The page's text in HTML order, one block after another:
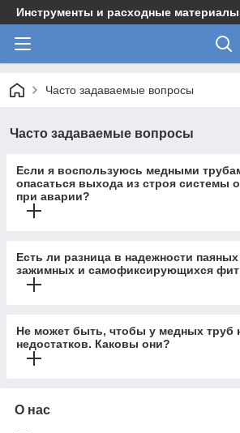
Инструменты и расходные
Часто задаваемые вопросы
Часто задаваемые вопросы
Если я воспользуюсь медными
опасаться выхода из строя системы
при аварии?
Есть ли разница в надежности
зажимных и самофиксирующихся
Не может быть, чтобы у медных труб
недостатков. Каковы они?
О нас